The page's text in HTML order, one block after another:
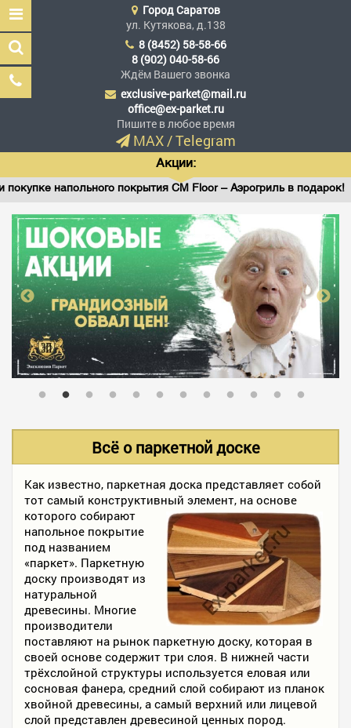
Эксклюзив Паркет
Мы сделали эксклюзив
доступным
ГЛАВНАЯ
АССОРТИМЕНТ
В НАЛИЧИИ
ФОТО РАБОТ
КОНТАКТЫ
ПОЛЕЗНОЕ
ГородСаратов
ул. Кутякова, д.138
8 (8452) 58-58-66
8 (902) 040-58-66
Ждём Вашего звонка
exclusive-parket@mail.ru
office@ex-parket.ru
Пишите в любое время
MAX/Telegram
Акции:
напольного покрытия CM Floor – Аэрогриль в подарок!
Всё о паркетной доске
Как известно, паркетная доска представляет собой
тот самый конструктивный элемент, на основе
которого собирают
напольное покрытие
под названием
«паркет». Паркетную
доску производят из
натуральной
древесины. Многие
производители
поставляют на рынок паркетную доску, которая в
своей основе содержит три слоя. В нижней части
трёхслойной структуры используется еловая или
сосновая фанера, средний слой собирают из планок
хвойной древесины, а самый верхний или лицевой
слой представлен древесиной ценных пород.